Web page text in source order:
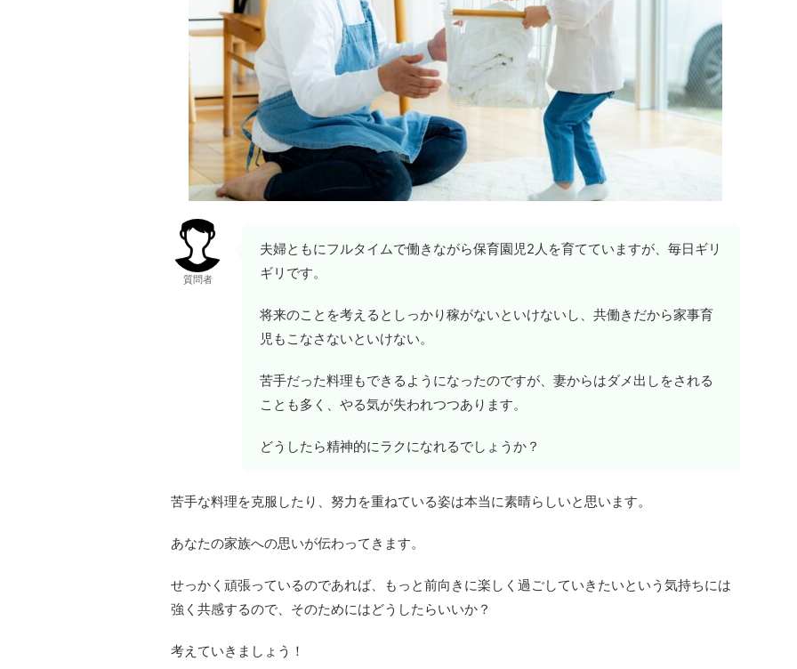
質問者
夫婦ともにフルタイムで働きながら保育園児2人を育てていますが、毎日ギリ
ギリです。
将来のことを考えるとしっかり稼がないといけないし、共働きだから家事育
児もこなさないといけない。
苦手だった料理もできるようになったのですが、妻からはダメ出しをされる
ことも多く、やる気が失われつつあります。
どうしたら精神的にラクになれるでしょうか？
苦手な料理を克服したり、努力を重ねている姿は本当に素晴らしいと思います。
あなたの家族への思いが伝わってきます。
せっかく頑張っているのであれば、もっと前向きに楽しく過ごしていきたいという気持ちには
強く共感するので、そのためにはどうしたらいいか？
考えていきましょう！